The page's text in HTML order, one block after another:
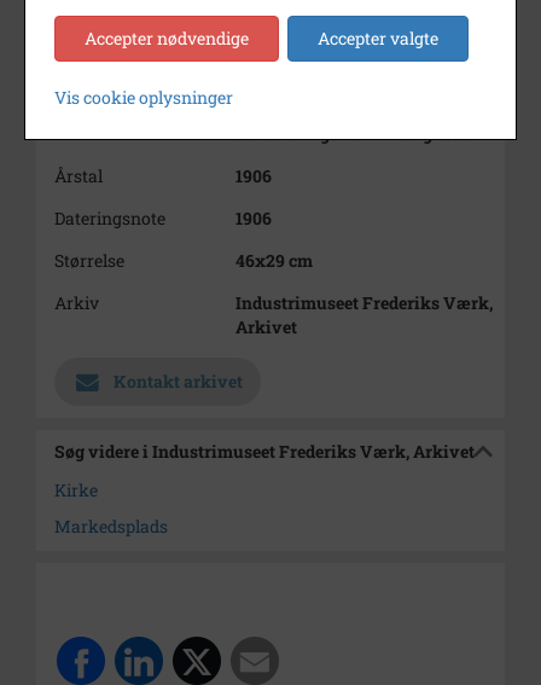
Kirke set fra øst.
Bemærkning
Ca. 1:146
derfor afvige fra virkeligheden.
Årstal
1906
Dateringsnote
1906
Størrelse
46x29 cm
Arkiv
Industrimuseet Frederiks Værk,
Arkivet
Kontakt arkivet
Søg videre i Industrimuseet Frederiks Værk, Arkivet
Kirke
Markedsplads
Accepter nødvendige Accepter valgte
Vis cookie oplysninger